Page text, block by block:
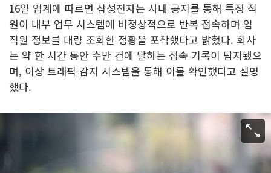
16일 업계에 따르면 삼성전자는 사내 공지를 통해 특정 직
원이 내부 업무 시스템에 비정상적으로 반복 접속하며 임
직원 정보를 대량 조회한 정황을 포착했다고 밝혔다. 회사
는 약 한 시간 동안 수만 건에 달하는 접속 기록이 탐지됐으
며, 이상 트래픽 감지 시스템을 통해 이를 확인했다고 설명
했다.